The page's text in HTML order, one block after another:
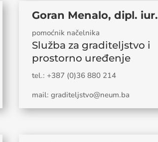
Goran Menalo, dipl. iur.
pomoćnik načelnika
Služba za graditeljstvo i
prostorno uređenje
tel.: +387 (0)36 880 214
mail: graditeljstvo@neum.ba